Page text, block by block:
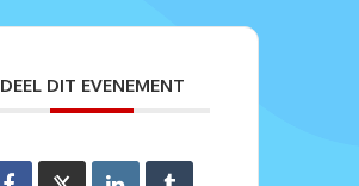
DEEL DIT EVENEMENT